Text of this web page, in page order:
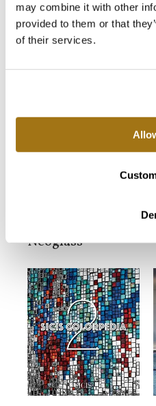
may combine it with other
provided to them or that
of their services.
Neoglass